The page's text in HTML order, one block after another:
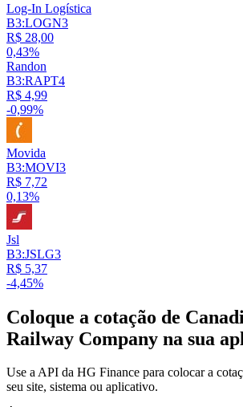
Log-In Logística
B3:LOGN3
R$ 28,00
0,43%
Randon
B3:RAPT4
R$ 4,99
-0,99%
Movida
B3:MOVI3
R$ 7,72
0,13%
Jsl
B3:JSLG3
R$ 5,37
-4,45%
Coloque a cotação de
Railway Company na sua
Use a API da HG Finance para colocar a
seu site, sistema ou aplicativo.